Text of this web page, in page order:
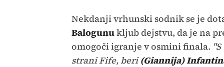
Nekdanji vrhunski sodnik se je
Balogunukljub dejstvu, da je na
omogoči igranje v osmini finala.
strani Fife, beri(Giannija)